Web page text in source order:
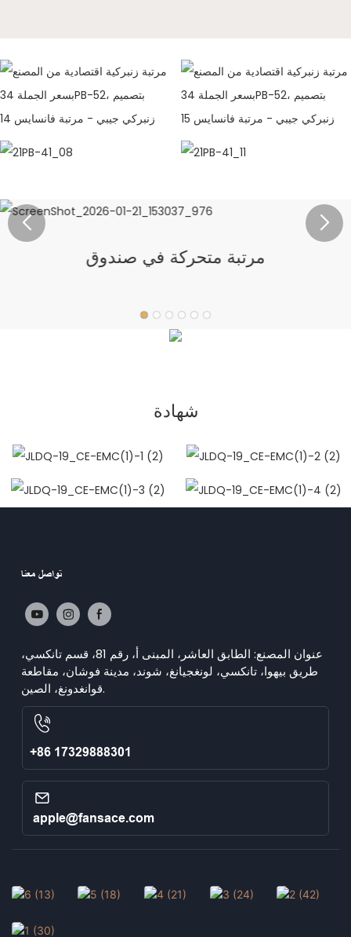
مرتبة متحركة في صندوق
شهادة
تواصل معنا
عنوان المصنع: الطابق العاشر، المبنى أ، رقم 81، قسم تانكسي،
طريق بيهوا، تانكسي، لونغجيانغ، شوند، مدينة فوشان، مقاطعة
قوانغدونغ، الصين.
+86 17329888301
apple@fansace.com